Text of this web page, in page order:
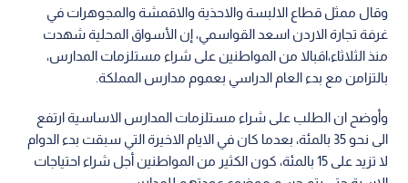
وقال ممثل قطاع الالبسة والاحذية والاقمشة والمجوهرات في
غرفة تجارة الاردن اسعد القواسمي، إن الأسواق المحلية شهدت
منذ الثلاثاء،اقبالا من المواطنين على شراء مستلزمات المدارس،
بالتزامن مع بدء العام الدراسي بعموم مدارس المملكة.
وأوضح ان الطلب على شراء مستلزمات المدارس الاساسية ارتفع
الى نحو 35 بالمئة، بعدما كان في الايام الاخيرة التي سبقت بدء الدوام
لا تزيد على 15 بالمئة، كون الكثير من المواطنين أجل شراء احتياجات